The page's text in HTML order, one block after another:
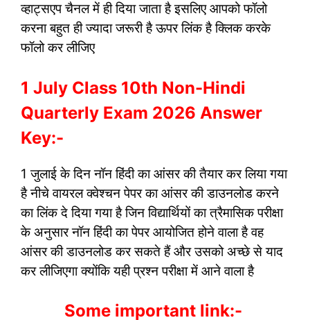
व्हाट्सएप चैनल में ही दिया जाता है इसलिए आपको फॉलो
करना बहुत ही ज्यादा जरूरी है ऊपर लिंक है क्लिक करके
फॉलो कर लीजिए
1 July Class 10th Non-Hindi
Quarterly Exam 2026 Answer
Key:-
1 जुलाई के दिन नॉन हिंदी का आंसर की तैयार कर लिया गया
है नीचे वायरल क्वेश्चन पेपर का आंसर की डाउनलोड करने
का लिंक दे दिया गया है जिन विद्यार्थियों का त्रैमासिक परीक्षा
के अनुसार नॉन हिंदी का पेपर आयोजित होने वाला है वह
आंसर की डाउनलोड कर सकते हैं और उसको अच्छे से याद
कर लीजिएगा क्योंकि यही प्रश्न परीक्षा में आने वाला है
Some important link:-